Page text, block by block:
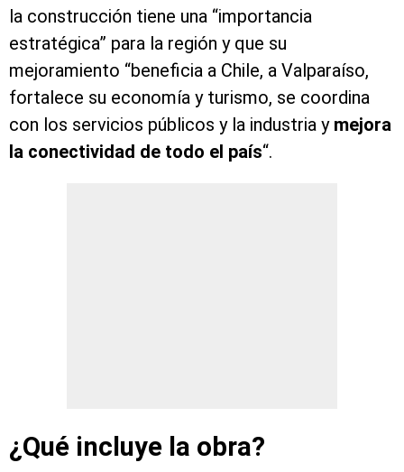
la construcción tiene una “importancia
estratégica” para la región y que su
mejoramiento “beneficia a Chile, a Valparaíso,
fortalece su economía y turismo, se coordina
con los servicios públicos y la industria ymejora
la conectividad de todo el país“.
¿Qué incluye la obra?